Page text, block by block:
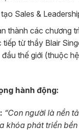
Sales &
thành các chương
tiếp từ thầy Blair
thế giới (thuộc
hành động:
“Con người là nền
khóa phát triển bền